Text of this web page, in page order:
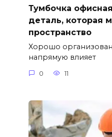
Тумбочка
деталь, которая
пространство
Хорошо
напрямую влияет
0 11